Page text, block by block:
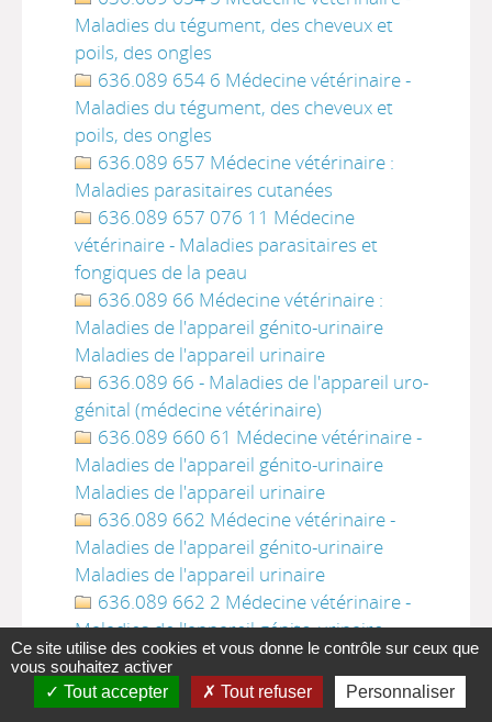
Maladies du tégument, des cheveux et
poils, des ongles
636.089 654 6 Médecine vétérinaire -
Maladies du tégument, des cheveux et
poils, des ongles
636.089 657 Médecine vétérinaire :
Maladies parasitaires cutanées
636.089 657 076 11 Médecine
vétérinaire - Maladies parasitaires et
fongiques de la peau
636.089 66 Médecine vétérinaire :
Maladies de l'appareil génito-urinaire
Maladies de l'appareil urinaire
636.089 66 - Maladies de l'appareil uro-
génital (médecine vétérinaire)
636.089 660 61 Médecine vétérinaire -
Maladies de l'appareil génito-urinaire
Maladies de l'appareil urinaire
636.089 662 Médecine vétérinaire -
Maladies de l'appareil génito-urinaire
Maladies de l'appareil urinaire
636.089 662 2 Médecine vétérinaire -
Maladies de l'appareil génito-urinaire
Maladies de l'appareil urinaire
636.089 665 Médecine vétérinaire -
Maladies de l'appareil génital
Ce site utilise des cookies et vous donne le contrôle sur ceux que
vous souhaitez activer
Tout accepter
Tout refuser Personnaliser